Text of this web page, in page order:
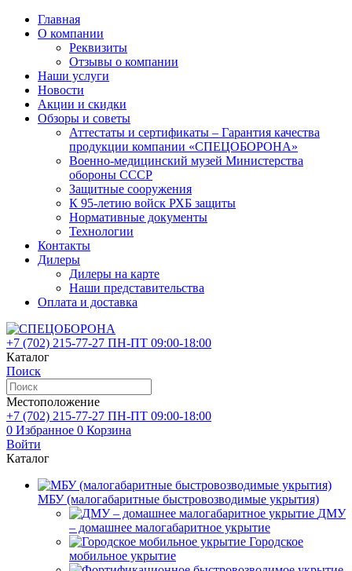
Главная
О компании
Реквизиты
Отзывы о компании
Наши услуги
Новости
Акции и скидки
Обзоры и советы
Аттестаты и сертификаты – Гарантия качества
продукции компании «СПЕЦОБОРОНА»
Военно-медицинский музей Министерства
обороны СССР
Защитные сооружения
К 95-летию войск РХБ защиты
Нормативные документы
Технологии
Контакты
Дилеры
Дилеры на карте
Наши представительства
Оплата и доставка
+7 (702) 215-77-27 ПН-ПТ 09:00-18:00
Каталог
Поиск
Местоположение
+7 (702) 215-77-27 ПН-ПТ 09:00-18:00
0 Избранное 0 Корзина
Войти
Каталог
МБУ (малогабаритные быстровозводимые укрытия)
ДМУ
– домашнее малогабаритное укрытие
Городское
мобильное укрытие